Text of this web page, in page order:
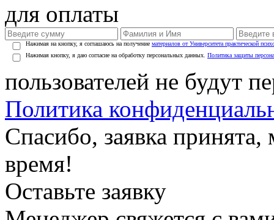
для оплаты
Нажимая на кнопку, я соглашаюсь на получение материалов от Университета практической
Нажимая кнопку, я даю согласие на обработку персональных данных. Политика защиты
пользователей не будут
Политика
Спасибо, заявка
время!
Оставьте заявку